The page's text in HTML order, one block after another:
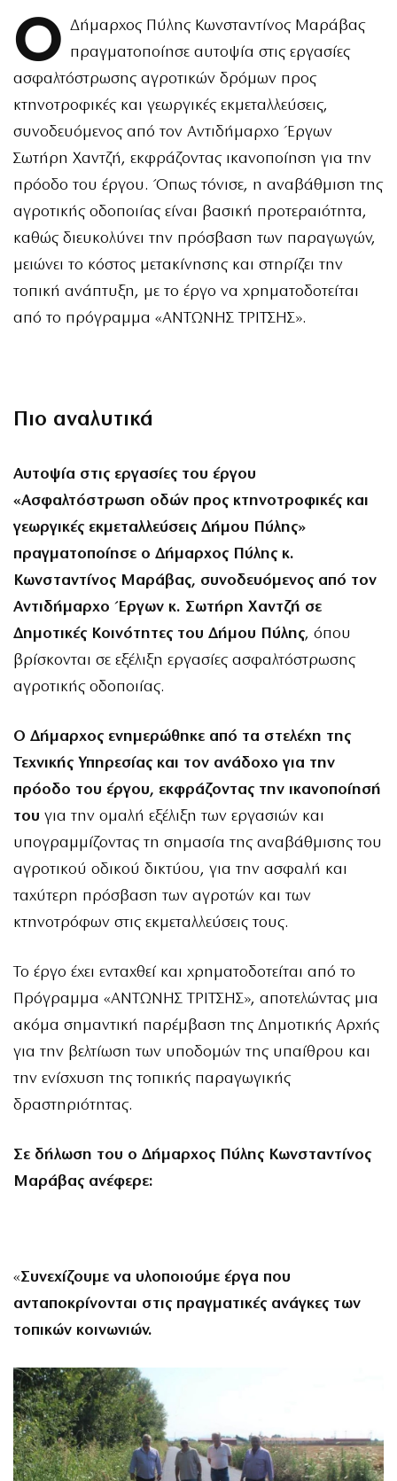
Ο Δήμαρχος Πύλης Κωνσταντίνος Μαράβας
πραγματοποίησε αυτοψία στις εργασίες
ασφαλτόστρωσης αγροτικών δρόμων προς
κτηνοτροφικές και γεωργικές εκμεταλλεύσεις,
συνοδευόμενος από τον Αντιδήμαρχο Έργων
Σωτήρη Χαντζή, εκφράζοντας ικανοποίηση για την
πρόοδο του έργου. Όπως τόνισε, η αναβάθμιση της
αγροτικής οδοποιίας είναι βασική προτεραιότητα,
καθώς διευκολύνει την πρόσβαση των παραγωγών,
μειώνει το κόστος μετακίνησης και στηρίζει την
τοπική ανάπτυξη, με το έργο να χρηματοδοτείται
από το πρόγραμμα «ΑΝΤΩΝΗΣ ΤΡΙΤΣΗΣ».
Πιο αναλυτικά
Αυτοψία στις εργασίες του έργου
«Ασφαλτόστρωση οδών προς κτηνοτροφικές και
γεωργικές εκμεταλλεύσεις Δήμου Πύλης»
πραγματοποίησε ο Δήμαρχος Πύλης κ.
Κωνσταντίνος Μαράβας, συνοδευόμενος από τον
Αντιδήμαρχο Έργων κ. Σωτήρη Χαντζή σε
Δημοτικές Κοινότητες του Δήμου Πύλης, όπου
βρίσκονται σε εξέλιξη εργασίες ασφαλτόστρωσης
αγροτικής οδοποιίας.
Ο Δήμαρχος ενημερώθηκε από τα στελέχη της
Τεχνικής Υπηρεσίας και τον ανάδοχο για την
πρόοδο του έργου, εκφράζοντας την ικανοποίησή
του για την ομαλή εξέλιξη των εργασιών και
υπογραμμίζοντας τη σημασία της αναβάθμισης του
αγροτικού οδικού δικτύου, για την ασφαλή και
ταχύτερη πρόσβαση των αγροτών και των
κτηνοτρόφων στις εκμεταλλεύσεις τους.
Το έργο έχει ενταχθεί και χρηματοδοτείται από το
Πρόγραμμα «ΑΝΤΩΝΗΣ ΤΡΙΤΣΗΣ», αποτελώντας μια
ακόμα σημαντική παρέμβαση της Δημοτικής Αρχής
για την βελτίωση των υποδομών της υπαίθρου και
την ενίσχυση της τοπικής παραγωγικής
δραστηριότητας.
Σε δήλωση του ο Δήμαρχος Πύλης Κωνσταντίνος
Μαράβας ανέφερε:
«Συνεχίζουμε να υλοποιούμε έργα που
ανταποκρίνονται στις πραγματικές ανάγκες των
τοπικών κοινωνιών.